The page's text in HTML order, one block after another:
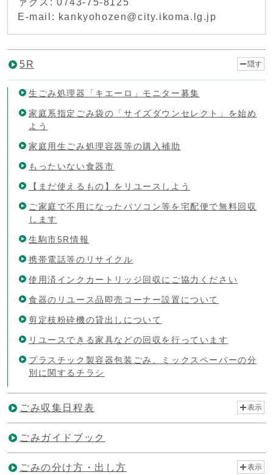
ァクス: 0743-75-8125
E-mail: kankyohozen@city.ikoma.lg.jp
5R 隠す
生ごみ処理器「キエーロ」モニター募集
家庭系指定ごみ袋の「サイズダウンセレクト」を始め
よう
家庭用生ごみ処理容器等の購入補助
もったいない食器市
【まだ使えるもの】をリユースしよう
ご家庭で不用になったパソコン等を宅配便で無料回収
します
生駒市5R情報
携帯電話等のリサイクル
使用済インクカートリッジ回収にご協力ください
食器のリユース品即売コーナー設置について
剪定枝粉砕機の貸出しについて
リユースできる家具などの回収を行っています
プラスチック製容器包装ごみ、ミックスペーパーの分
別に関するチラシ
ごみ収集日程表 表示
ごみガイドブック
ごみの分け方・出し方 表示